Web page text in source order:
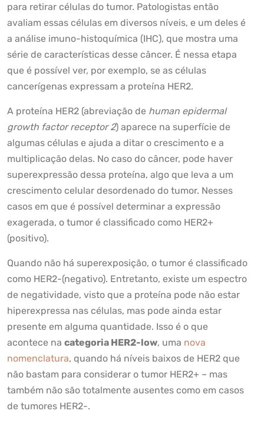
para retirar células do tumor. Patologistas então
avaliam essas células em diversos níveis, e um deles é
a análise imuno-histoquímica (IHC), que mostra uma
série de características desse câncer. É nessa etapa
que é possível ver, por exemplo, se as células
cancerígenas expressam a proteína HER2.
A proteína HER2 (abreviação de human epidermal
growth factor receptor 2) aparece na superfície de
algumas células e ajuda a ditar o crescimento e a
multiplicação delas. No caso do câncer, pode haver
superexpressão dessa proteína, algo que leva a um
crescimento celular desordenado do tumor. Nesses
casos em que é possível determinar a expressão
exagerada, o tumor é classificado como HER2+
(positivo).
Quando não há superexposição, o tumor é classificado
como HER2-(negativo). Entretanto, existe um espectro
de negatividade, visto que a proteína pode não estar
hiperexpressa nas células, mas pode ainda estar
presente em alguma quantidade. Isso é o que
acontece na categoria HER2-low, uma nova
nomenclatura, quando há níveis baixos de HER2 que
não bastam para considerar o tumor HER2+ – mas
também não são totalmente ausentes como em casos
de tumores HER2-.